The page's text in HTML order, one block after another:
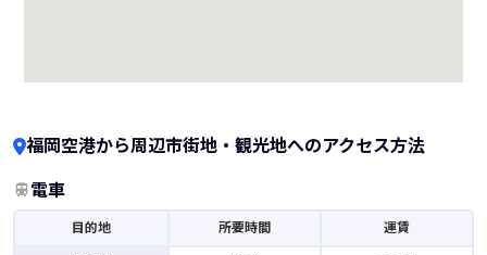
福岡空港から周辺市街地・観光地へのアクセス方法
電車
目的地 所要時間 運賃